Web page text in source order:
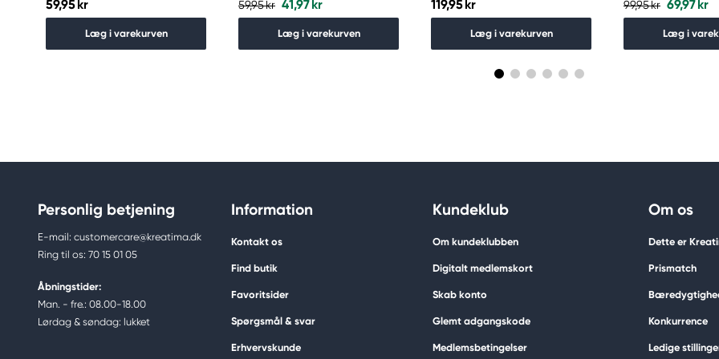
59,95 kr
Læg i varekurven
59,95 kr 41,97 kr
Læg i varekurven
119,95 kr
Læg i varekurven
99,95 kr 69,97 kr
Læg i
Personlig betjening
E-mail: customercare@kreatima.dk
Ring til os: 70 15 01 05
Åbningstider:
Man. - fre.: 08.00-18.00
Lørdag & søndag: lukket
Information
Kontakt os
Find butik
Favoritsider
Spørgsmål & svar
Erhvervskunde
Kundeklub
Om kundeklubben
Digitalt medlemskort
Skab konto
Glemt adgangskode
Medlemsbetingelser
Om os
Dette er
Prismatch
Konkurrence
Ledige